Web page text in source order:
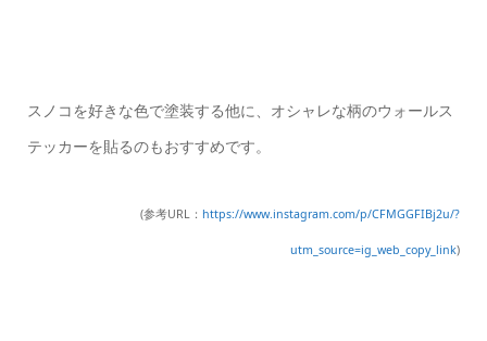
スノコを好きな色で塗装する他に、オシャレな柄のウォールス
テッカーを貼るのもおすすめです。
(参考URL： https://www.instagram.com/p/CFMGGFIBj2u/?
utm_source=ig_web_copy_link)